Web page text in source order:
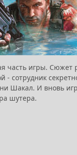
часть игры. Сюжет
- сотрудник
Шакал. И вновь
шутера.